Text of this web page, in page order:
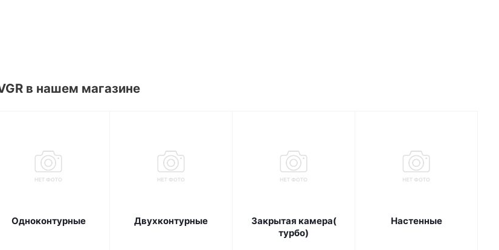
в нашем магазине
Одноконтурные Двухконтурные
Закрытая камера(
турбо)
Настенные